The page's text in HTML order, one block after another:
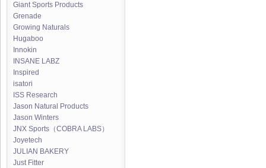
Giant Sports Products
Grenade
Growing Naturals
Hugaboo
Innokin
INSANE LABZ
Inspired
isatori
ISS Research
Jason Natural Products
Jason Winters
JNX Sports（COBRA LABS）
Joyetech
JULIAN BAKERY
Just Fitter